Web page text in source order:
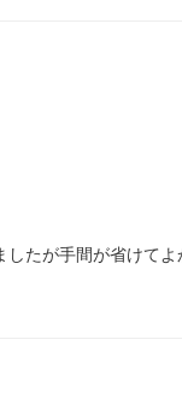
たが手間が省けてよ